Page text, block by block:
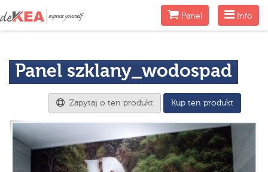
Menu
Info
MenuPanel
Panel szklany_wodospad
Zapytaj o ten produkt Kup ten produkt